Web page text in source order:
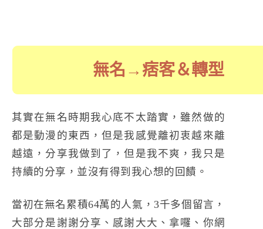
無名→痞客＆轉型
其實在無名時期我心底不太踏實，雖然做的
都是動漫的東西，但是我感覺離初衷越來離
越遠，分享我做到了，但是我不爽，我只是
持續的分享，並沒有得到我心想的回饋。
當初在無名累積64萬的人氣，3千多個留言，
大部分是謝謝分享、感謝大大、拿囉、你網